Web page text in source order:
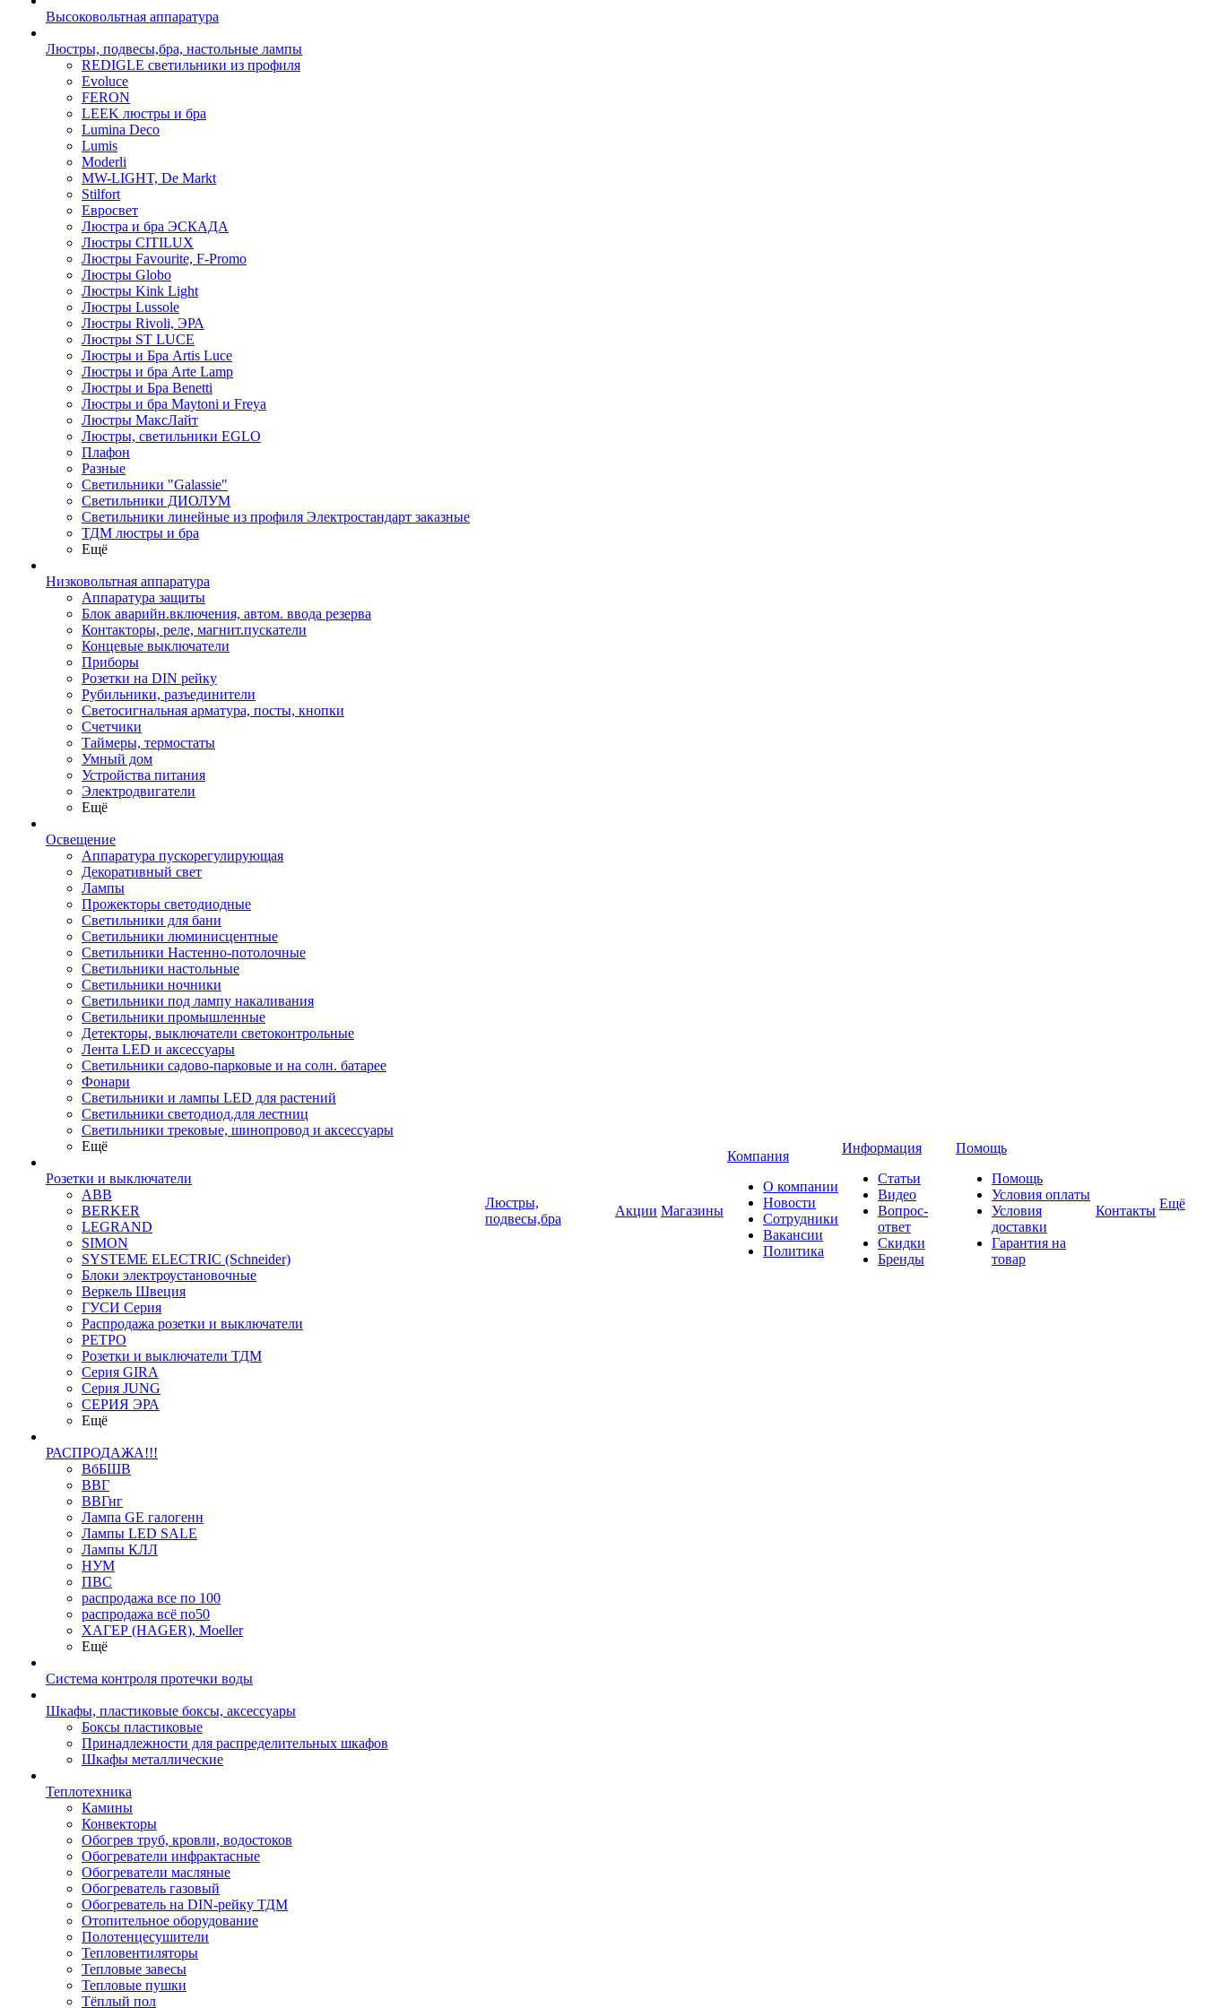
Высоковольтная аппаратура
Люстры, подвесы,бра, настольные лампы
REDIGLE светильники из профиля
Evoluce
FERON
LEEK люстры и бра
Lumina Deco
Lumis
Moderli
MW-LIGHT, De Markt
Stilfort
Евросвет
Люстра и бра ЭСКАДА
Люстры CITILUX
Люстры Favourite, F-Promo
Люстры Globo
Люстры Kink Light
Люстры Lussole
Люстры Rivoli, ЭРА
Люстры ST LUCE
Люстры и Бра Artis Luce
Люстры и бра Arte Lamp
Люстры и Бра Benetti
Люстры и бра Maytoni и Freya
Люстры МаксЛайт
Люстры, светильники EGLO
Плафон
Разные
Светильники "Galassie"
Светильники ДИОЛУМ
Светильники линейные из профиля Электростандарт заказные
ТДМ люстры и бра
Ещё
Низковольтная аппаратура
Аппаратура защиты
Блок аварийн.включения, автом. ввода резерва
Контакторы, реле, магнит.пускатели
Концевые выключатели
Приборы
Розетки на DIN рейку
Рубильники, разъединители
Светосигнальная арматура, посты, кнопки
Счетчики
Таймеры, термостаты
Умный дом
Устройства питания
Электродвигатели
Ещё
Освещение
Аппаратура пускорегулирующая
Декоративный свет
Лампы
Прожекторы светодиодные
Светильники для бани
Светильники люминисцентные
Светильники Настенно-потолочные
Светильники настольные
Светильники ночники
Светильники под лампу накаливания
Светильники промышленные
Детекторы, выключатели светоконтрольные
Лента LED и аксессуары
Светильники садово-парковые и на солн. батарее
Фонари
Светильники и лампы LED для растений
Светильники светодиод.для лестниц
Светильники трековые, шинопровод и аксессуары
Ещё
Розетки и выключатели
ABB
BERKER
LEGRAND
SIMON
SYSTEME ELECTRIC (Schneider)
Блоки электроустановочные
Веркель Швеция
ГУСИ Серия
Распродажа розетки и выключатели
РЕТРО
Розетки и выключатели ТДМ
Серия GIRA
Серия JUNG
СЕРИЯ ЭРА
Ещё
РАСПРОДАЖА!!!
ВбБШВ
ВВГ
ВВГнг
Лампа GE галогенн
Лампы LED SALE
Лампы КЛЛ
НУМ
ПВС
распродажа все по 100
распродажа всё по50
ХАГЕР (HAGER), Moeller
Ещё
Система контроля протечки воды
Шкафы, пластиковые боксы, аксессуары
Боксы пластиковые
Принадлежности для распределительных шкафов
Шкафы металлические
Теплотехника
Камины
Конвекторы
Обогрев труб, кровли, водостоков
Обогреватели инфрактасные
Обогреватели масляные
Обогреватель газовый
Обогреватель на DIN-рейку ТДМ
Отопительное оборудование
Полотенцесушители
Тепловентиляторы
Тепловые завесы
Тепловые пушки
Тёплый пол
Люстры,
подвесы,бра
Акции Магазины
Компания
О компании
Новости
Сотрудники
Вакансии
Политика
Информация
Статьи
Видео
Вопрос-
ответ
Скидки
Бренды
Помощь
Помощь
Условия оплаты
Условия
доставки
Гарантия на
товар
Контакты Ещё